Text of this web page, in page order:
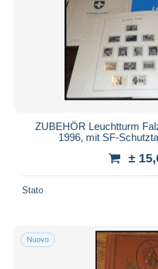
ZUBEHÖR Leuchtturm
1996, mit SF-
±
Stato
Nuovo